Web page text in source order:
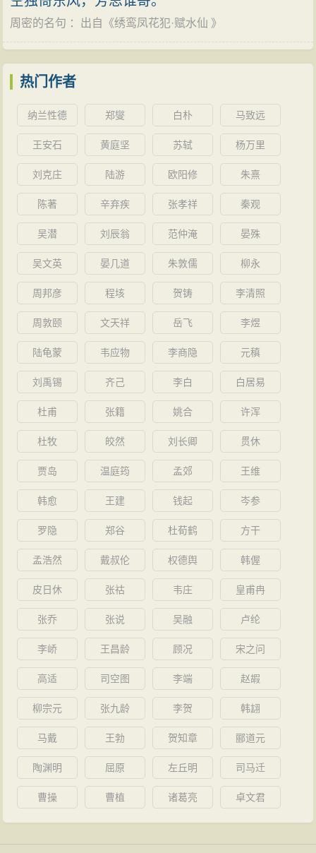
周密的名句 ：出自《绣鸾凤花犯·赋水仙 》
热门作者
纳兰性德 郑燮 白朴 马致远
王安石 黄庭坚 苏轼 杨万里
刘克庄 陆游 欧阳修 朱熹
陈著 辛弃疾 张孝祥 秦观
吴潜 刘辰翁 范仲淹 晏殊
吴文英 晏几道 朱敦儒 柳永
周邦彦 程垓 贺铸 李清照
周敦颐 文天祥 岳飞 李煜
陆龟蒙 韦应物 李商隐 元稹
刘禹锡 齐己 李白 白居易
杜甫 张籍 姚合 许浑
杜牧 皎然 刘长卿 贯休
贾岛 温庭筠 孟郊 王维
韩愈 王建 钱起 岑参
罗隐 郑谷 杜荀鹤 方干
孟浩然 戴叔伦 权德舆 韩偓
皮日休 张祜 韦庄 皇甫冉
张乔 张说 吴融 卢纶
李峤 王昌龄 顾况 宋之问
高适 司空图 李端 赵嘏
柳宗元 张九龄 李贺 韩翃
马戴 王勃 贺知章 郦道元
陶渊明 屈原 左丘明 司马迁
曹操 曹植 诸葛亮 卓文君